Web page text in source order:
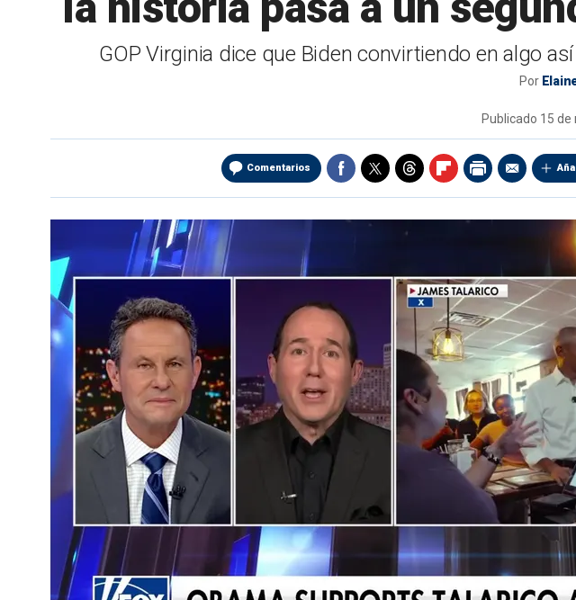
GOP Virginia dice que Biden convirtiendo en algo
Por
Publicado 15 de
Comentarios